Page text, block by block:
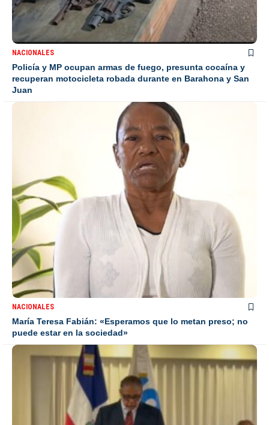
NACIONALES
Policía y MP ocupan armas de fuego, presunta cocaína y
recuperan motocicleta robada durante en Barahona y San
Juan
NACIONALES
María Teresa Fabián: «Esperamos que lo metan preso; no
puede estar en la sociedad»